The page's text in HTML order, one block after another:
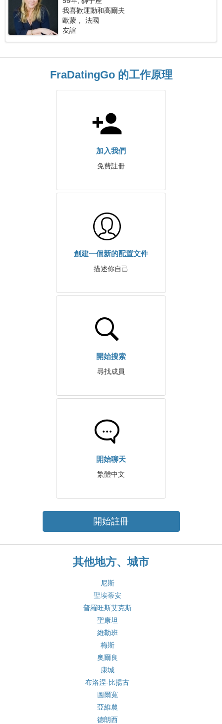
我喜歡運動和高爾夫
歐蒙， 法國
友誼
FraDatingGo 的工作原理
加入我們
免費註冊
創建一個新的配置文件
描述你自己
開始搜索
尋找成員
開始聊天
繁體中文
開始註冊
其他地方、城市
尼斯
聖埃蒂安
普羅旺斯艾克斯
聖康坦
維勒班
梅斯
奧爾良
康城
布洛涅-比揚古
圖爾寬
亞維農
德朗西